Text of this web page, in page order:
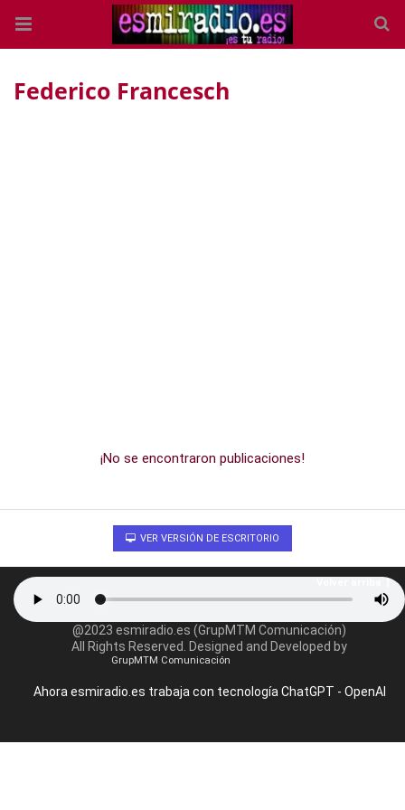
Federico Francesch
¡No se encontraron publicaciones!
VER VERSIÓN DE ESCRITORIO
@2023 esmiradio.es (GrupMTM Comunicación)
All Rights Reserved. Designed and Developed by
GrupMTM Comunicación
Ahora esmiradio.es trabaja con tecnología ChatGPT - OpenAI